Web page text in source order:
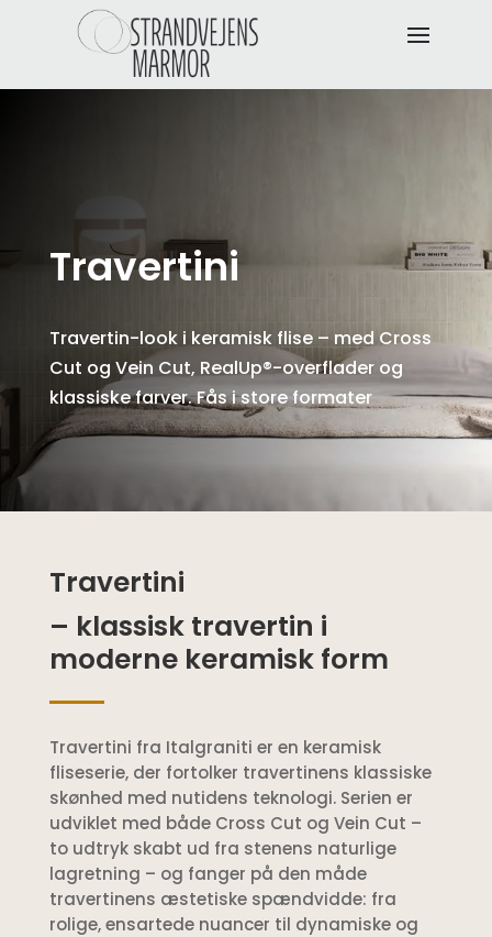
Travertini
Travertin-look i keramisk flise – med Cross
Cut og Vein Cut, RealUp®-overflader og
klassiske farver. Fås i store formater
Travertini
– klassisk travertin i
moderne keramisk form
Travertini fra Italgraniti er en keramisk
fliseserie, der fortolker travertinens klassiske
skønhed med nutidens teknologi. Serien er
udviklet med både Cross Cut og Vein Cut –
to udtryk skabt ud fra stenens naturlige
lagretning – og fanger på den måde
travertinens æstetiske spændvidde: fra
rolige, ensartede nuancer til dynamiske og